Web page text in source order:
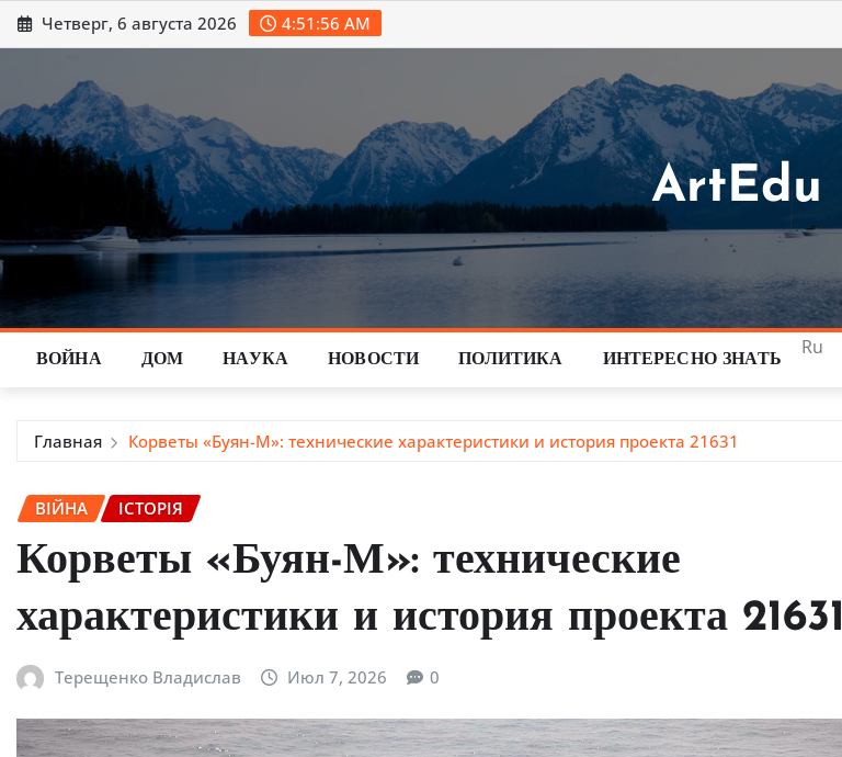
Перейти
к
Четверг, 6 августа 2026 4:51:58 AM
ArtEdu
ВОЙНА ДОМ НАУКА НОВОСТИ ПОЛИТИКА ИНТЕРЕСНО ЗНАТЬ
Ru
Главная Корветы «Буян-М»: технические характеристики и история проекта 21631
ВІЙНА ІСТОРІЯ
Корветы «Буян-М»: технические
характеристики и история проекта 21631
Терещенко Владислав Июл 7, 2026 0